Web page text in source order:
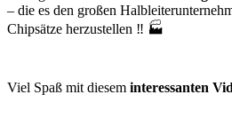
– die es den großen
Chipsätze herzustellen ‼️ 🏭
Viel Spaß mit diesem interessanten